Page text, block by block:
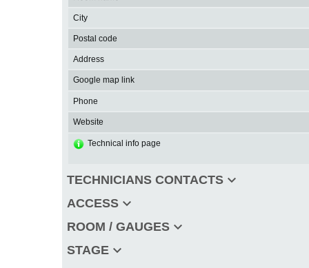
City
Postal code
Address
Google map link
Phone
Website
Technical info page
TECHNICIANS CONTACTS keyboard_arrow_down
ACCESS keyboard_arrow_down
ROOM / GAUGES keyboard_arrow_down
STAGE keyboard_arrow_down